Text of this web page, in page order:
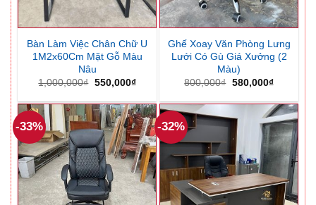
Bàn Làm Việc Chân Chữ U
1M2x60Cm Mặt Gỗ Màu
Nâu
1,000,000₫ Giá
là:
1,000,000₫.
550,000₫Giá
tại
là:
550,000₫.
Ghế Xoay Văn Phòng Lưng
Lưới Có Gù Giá Xưởng (2
Màu)
800,000₫ Giá
là:
800,000₫.
580,000₫Giá
tại
là:
-33% -32%